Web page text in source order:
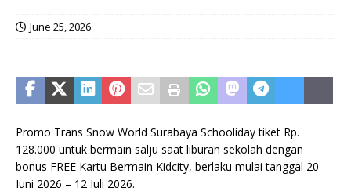
June 25, 2026
Promo Trans Snow World Surabaya Schooliday tiket Rp.
128.000 untuk bermain salju saat liburan sekolah dengan
bonus FREE Kartu Bermain Kidcity, berlaku mulai tanggal 20
Juni 2026 – 12 Juli 2026.